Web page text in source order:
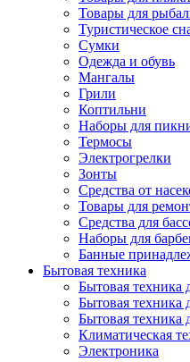
Товары для
Туристическое
Сумки
Одежда и обувь
Мангалы
Грили
Коптильни
Наборы для
Термосы
Электрогрелки
Зонты
Средства от
Товары для
Средства для
Наборы для
Банные
Бытовая техника
Бытовая техника
Бытовая техника
Бытовая техника
Климатическая
Электроника